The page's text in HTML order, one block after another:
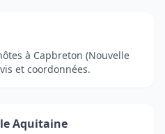
à Capbreton (Nouvelle
et coordonnées.
Aquitaine